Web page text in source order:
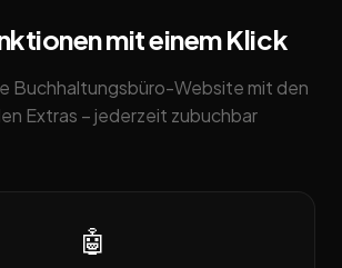
mit einem Klick
Buchhaltungsbüro-Website mit den
Extras – jederzeit zubuchbar
🤖